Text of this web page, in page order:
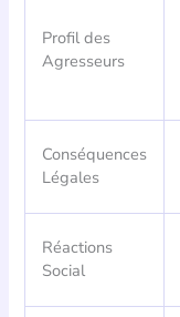
Profil des
Agresseurs
Conséquences
Légales
Réactions
Social